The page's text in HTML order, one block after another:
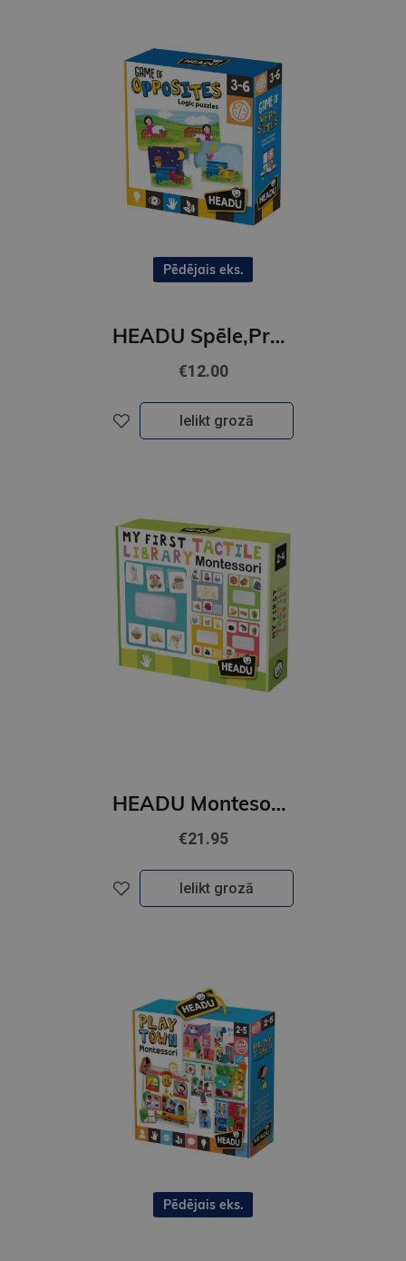
Pēdējais eks.
HEADU Spēle,Pretstati
€12.00
Ielikt grozā
HEADU Montesori spēle Mana pirmā taktilā bibliotēka
€21.95
Ielikt grozā
Pēdējais eks.